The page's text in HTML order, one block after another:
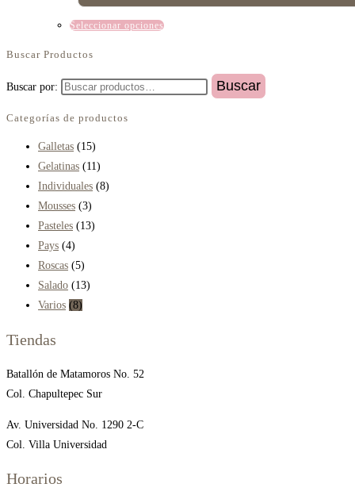
Seleccionar opciones
Buscar Productos
Buscar por: Buscar
Categorías de productos
Galletas (15)
Gelatinas (11)
Individuales (8)
Mousses (3)
Pasteles (13)
Pays (4)
Roscas (5)
Salado (13)
Varios (8)
Tiendas
Batallón de Matamoros No. 52
Col. Chapultepec Sur
Av. Universidad No. 1290 2-C
Col. Villa Universidad
Horarios